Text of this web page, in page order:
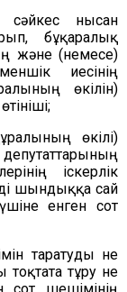
сәйкес нысан
бұқаралық
және (немесе)
иесінің
өкілін)
өкілі)
іскерлік
шындыққа сай
енген сот
таратуды не
тұру не